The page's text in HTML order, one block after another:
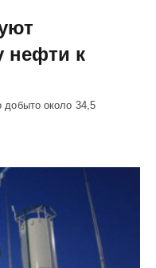
нефти к
добыто около 34,5